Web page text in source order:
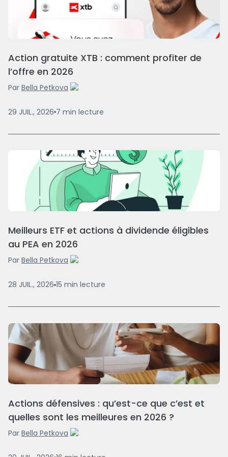
Action gratuite XTB : comment profiter de
l’offre en 2026
Par Bella Petkova
29 JUIL., 2026 7 min lecture
Meilleurs ETF et actions à dividende éligibles
au PEA en 2026
Par Bella Petkova
28 JUIL., 2026 15 min lecture
Actions défensives : qu’est-ce que c’est et
quelles sont les meilleures en 2026 ?
Par Bella Petkova